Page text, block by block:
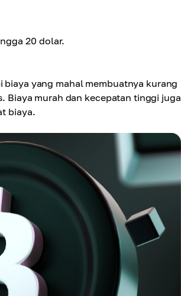
20 dolar.
yang mahal membuatnya kurang
Biaya murah dan kecepatan tinggi juga
biaya.